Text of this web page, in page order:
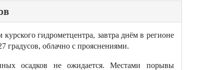
гидрометцентра, завтра днём в регионе
градусов, облачно с прояснениями.
осадков не ожидается. Местами порывы